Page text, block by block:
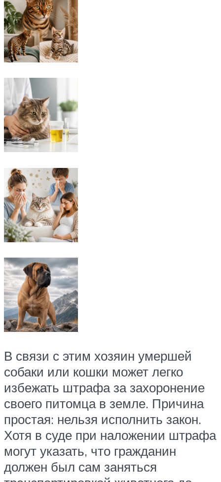
В связи с этим хозяин умершей
собаки или кошки может легко
избежать штрафа за захоронение
своего питомца в земле. Причина
простая: нельзя исполнить закон.
Хотя в суде при наложении штрафа
могут указать, что гражданин
должен был сам заняться